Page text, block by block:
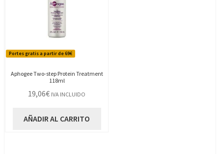
Portes gratis a partir de 69€
Aphogee Two-step Protein Treatment
118ml
19,06€ IVA INCLUIDO
AÑADIR AL CARRITO